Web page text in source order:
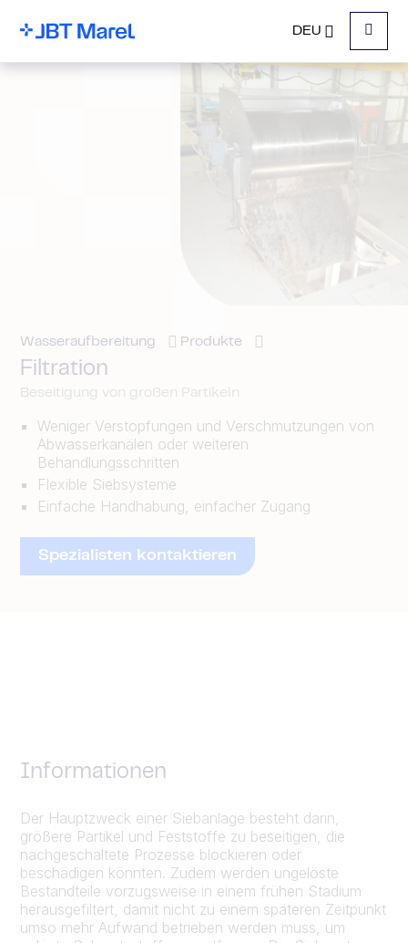
DEU
Menu
Wasseraufbereitung Produkte
Filtration
Beseitigung von großen Partikeln
Weniger Verstopfungen und Verschmutzungen von
Abwasserkanälen oder weiteren
Behandlungsschritten
Flexible Siebsysteme
Einfache Handhabung, einfacher Zugang
Spezialisten kontaktieren
Informationen
Der Hauptzweck einer Siebanlage besteht darin,
größere Partikel und Feststoffe zu beseitigen, die
nachgeschaltete Prozesse blockieren oder
beschädigen könnten. Zudem werden ungelöste
Bestandteile vorzugsweise in einem frühen Stadium
herausgefiltert, damit nicht zu einem späteren Zeitpunkt
umso mehr Aufwand betrieben werden muss, um